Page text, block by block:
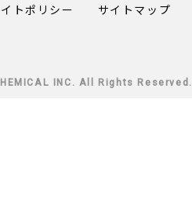
トポリシー サイトマップ
INC. All Rights Reserved.